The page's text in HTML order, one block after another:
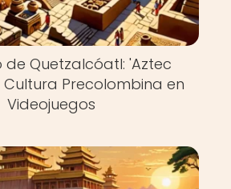
de Quetzalcóatl: 'Aztec
Cultura Precolombina en
Videojuegos